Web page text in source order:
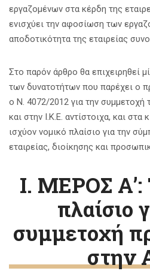
εργαζομένων στα κέρδη της
ενισχύει την αφοσίωση των
αποδοτικότητα της εταιρείας
Στο παρόν άρθρο θα επιχειρηθεί
των δυνατοτήτων που παρέχει ο
ο Ν. 4072/2012 για την
και στην Ι.Κ.Ε. αντίστοιχα, και
ισχύον νομικό πλαίσιο για την
εταιρείας, διοίκησης και
I. ΜΕΡΟΣ Α’:
πλαίσιο
συμμετοχή
στην